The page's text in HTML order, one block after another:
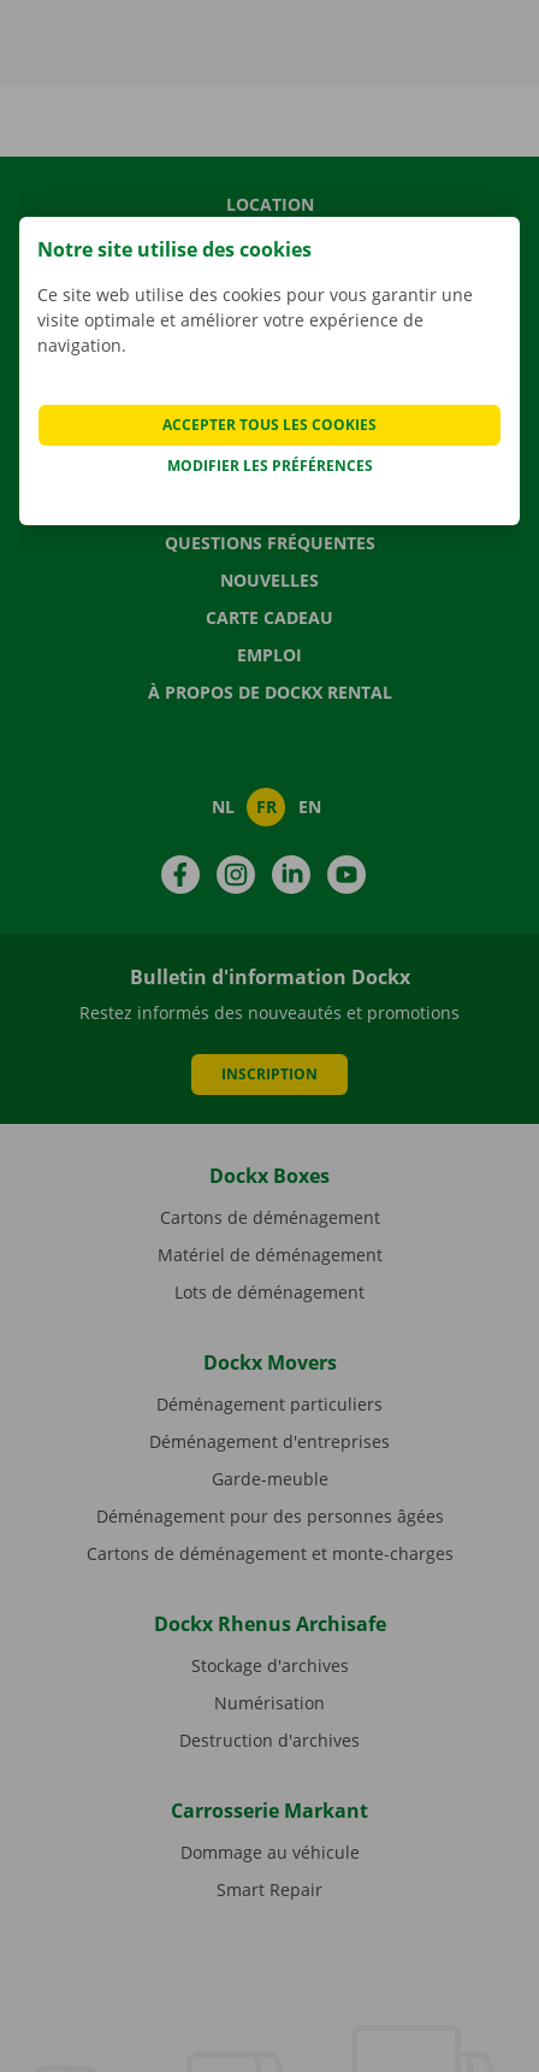
LOCATION
NOS VÉHICULES
AGENCES
QUESTIONS FRÉQUENTES
NOUVELLES
CARTE CADEAU
EMPLOI
À PROPOS DE DOCKX RENTAL
NL FR EN
FacebookInstagramLinkedIn
Bulletin d'information Dockx
Restez informés des nouveautés et promotions
INSCRIPTION
Dockx Boxes
Cartons de déménagement
Matériel de déménagement
Lots de déménagement
Dockx Movers
Déménagement particuliers
Déménagement d'entreprises
Garde-meuble
Déménagement pour des personnes âgées
Cartons de déménagement et monte-charges
Dockx Rhenus Archisafe
Stockage d'archives
Numérisation
Destruction d'archives
Carrosserie Markant
Dommage au véhicule
Smart Repair
Notre site utilise des cookies
Ce site web utilise des cookies pour vous garantir une
visite optimale et améliorer votre expérience de
navigation.
MODIFIER LES PRÉFÉRENCES
ACCEPTER TOUS LES COOKIES